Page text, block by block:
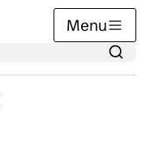
Menu